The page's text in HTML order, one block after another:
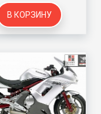
В КОРЗИНУ